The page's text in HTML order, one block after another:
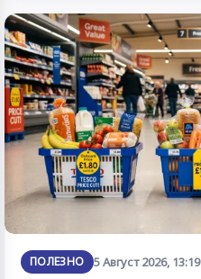
ПОЛЕЗНО 5 Август 2026, 13:19